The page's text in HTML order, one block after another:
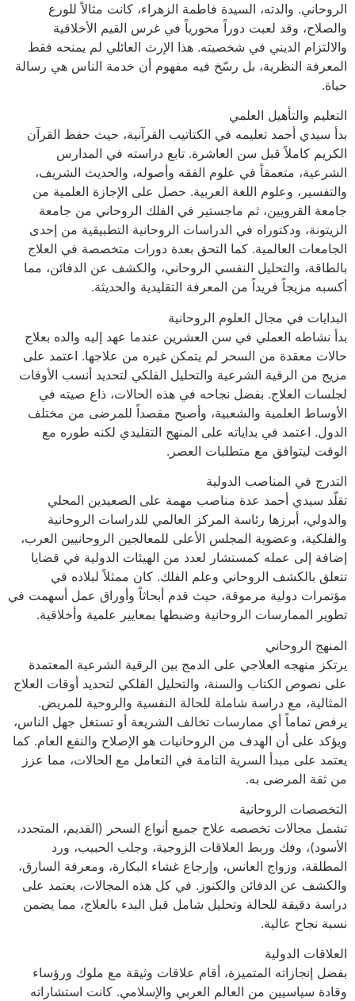
الروحاني. والدته، السيدة فاطمة الزهراء، كانت مثالاً للورع
والصلاح، وقد لعبت دوراً محورياً في غرس القيم الأخلاقية
والالتزام الديني في شخصيته. هذا الإرث العائلي لم يمنحه فقط
المعرفة النظرية، بل رسّخ فيه مفهوم أن خدمة الناس هي رسالة
حياة.
التعليم والتأهيل العلمي
بدأ سيدي أحمد تعليمه في الكتاتيب القرآنية، حيث حفظ القرآن
الكريم كاملاً قبل سن العاشرة. تابع دراسته في المدارس
الشرعية، متعمقاً في علوم الفقه وأصوله، والحديث الشريف،
والتفسير، وعلوم اللغة العربية. حصل على الإجازة العلمية من
جامعة القرويين، ثم ماجستير في الفلك الروحاني من جامعة
الزيتونة، ودكتوراه في الدراسات الروحانية التطبيقية من إحدى
الجامعات العالمية. كما التحق بعدة دورات متخصصة في العلاج
بالطاقة، والتحليل النفسي الروحاني، والكشف عن الدفائن، مما
أكسبه مزيجاً فريداً من المعرفة التقليدية والحديثة.
البدايات في مجال العلوم الروحانية
بدأ نشاطه العملي في سن العشرين عندما عهد إليه والده بعلاج
حالات معقدة من السحر لم يتمكن غيره من علاجها. اعتمد على
مزيج من الرقية الشرعية والتحليل الفلكي لتحديد أنسب الأوقات
لجلسات العلاج. بفضل نجاحه في هذه الحالات، ذاع صيته في
الأوساط العلمية والشعبية، وأصبح مقصداً للمرضى من مختلف
الدول. اعتمد في بداياته على المنهج التقليدي لكنه طوره مع
الوقت ليتوافق مع متطلبات العصر.
التدرج في المناصب الدولية
تقلّد سيدي أحمد عدة مناصب مهمة على الصعيدين المحلي
والدولي، أبرزها رئاسة المركز العالمي للدراسات الروحانية
والفلكية، وعضوية المجلس الأعلى للمعالجين الروحانيين العرب،
إضافة إلى عمله كمستشار لعدد من الهيئات الدولية في قضايا
تتعلق بالكشف الروحاني وعلم الفلك. كان ممثلاً لبلاده في
مؤتمرات دولية مرموقة، حيث قدم أبحاثاً وأوراق عمل أسهمت في
تطوير الممارسات الروحانية وضبطها بمعايير علمية وأخلاقية.
المنهج الروحاني
يرتكز منهجه العلاجي على الدمج بين الرقية الشرعية المعتمدة
على نصوص الكتاب والسنة، والتحليل الفلكي لتحديد أوقات العلاج
المثالية، مع دراسة شاملة للحالة النفسية والروحية للمريض.
يرفض تماماً أي ممارسات تخالف الشريعة أو تستغل جهل الناس،
ويؤكد على أن الهدف من الروحانيات هو الإصلاح والنفع العام. كما
يعتمد على مبدأ السرية التامة في التعامل مع الحالات، مما عزز
من ثقة المرضى به.
التخصصات الروحانية
تشمل مجالات تخصصه علاج جميع أنواع السحر (القديم، المتجدد،
الأسود)، وفك وربط العلاقات الزوجية، وجلب الحبيب، ورد
المطلقة، وزواج العانس، وإرجاع غشاء البكارة، ومعرفة السارق،
والكشف عن الدفائن والكنوز. في كل هذه المجالات، يعتمد على
دراسة دقيقة للحالة وتحليل شامل قبل البدء بالعلاج، مما يضمن
نسبة نجاح عالية.
العلاقات الدولية
بفضل إنجازاته المتميزة، أقام علاقات وثيقة مع ملوك ورؤساء
وقادة سياسيين من العالم العربي والإسلامي. كانت استشاراته